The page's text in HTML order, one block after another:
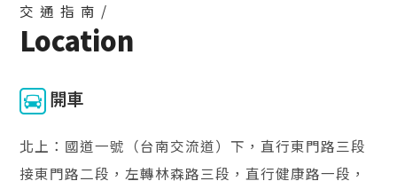
交通指南/
Location
開車
北上：國道一號（台南交流道）下，直行東門路三段
接東門路二段，左轉林森路三段，直行健康路一段，